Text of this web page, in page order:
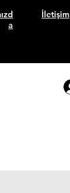
a
İletişim